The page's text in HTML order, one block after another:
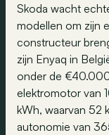
Skoda wacht
modellen om zijn
constructeur
zijn Enyaq in
onder de
elektromotor van
kWh, waarvan 52
autonomie van